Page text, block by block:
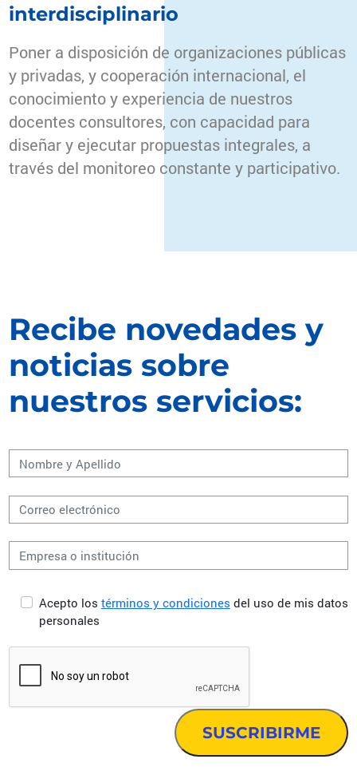
interdisciplinario
Poner a disposición de organizaciones públicas
y privadas, y cooperación internacional, el
conocimiento y experiencia de nuestros
docentes consultores, con capacidad para
diseñar y ejecutar propuestas integrales, a
través del monitoreo constante y participativo.
Recibe novedades y
noticias sobre
nuestros servicios:
Acepto los términos y condiciones del uso de mis datos
personales